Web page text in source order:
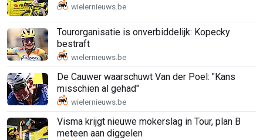
Tourorganisatie is onverbiddelijk: Kopecky
bestraft
De Cauwer waarschuwt Van der Poel: "Kans
misschien al gehad"
Visma krijgt nieuwe mokerslag in Tour, plan B
meteen aan diggelen